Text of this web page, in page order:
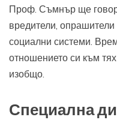
Проф. Съмнър ще
вредители,
социални системи.
отношението си към
изобщо.
Специална